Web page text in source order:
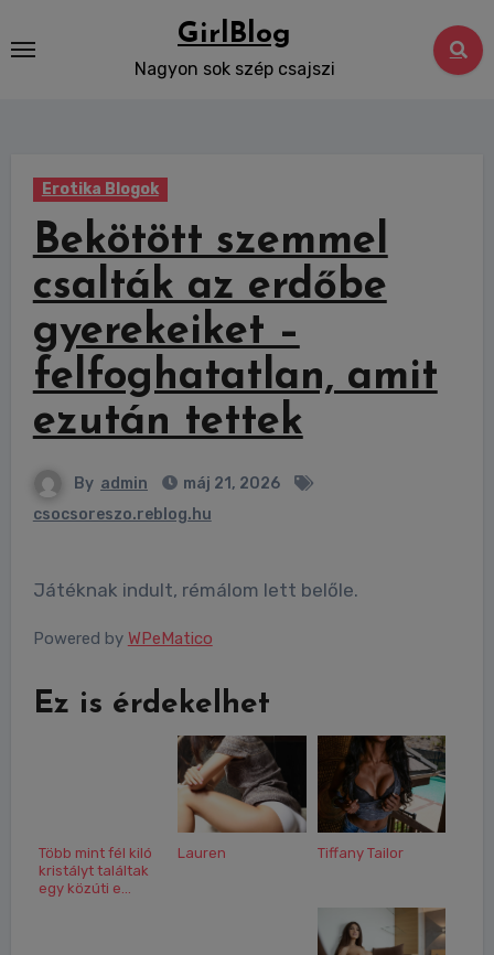
to
GirlBlog
Nagyon sok szép csajszi
Erotika Blogok
Bekötött szemmel
csalták az erdőbe
gyerekeiket –
felfoghatatlan, amit
ezután tettek
By admin
máj 21, 2026
csocsoreszo.reblog.hu
Játéknak indult, rémálom lett belőle.
Powered by WPeMatico
Ez is érdekelhet
Több mint fél kiló
kristályt találtak
egy közúti e...
Lauren Tiffany Tailor